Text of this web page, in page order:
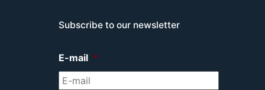
Subscribe to our newsletter
E-mail *